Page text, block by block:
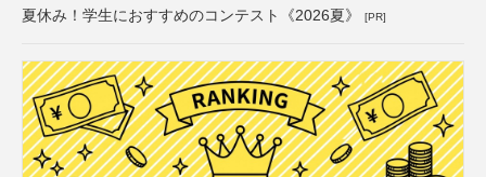
夏休み！学生におすすめのコンテスト《2026夏》 [PR]